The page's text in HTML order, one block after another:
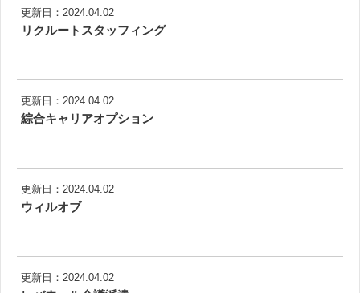
更新日：2024.04.02
リクルートスタッフィング
更新日：2024.04.02
綜合キャリアオプション
更新日：2024.04.02
ウィルオブ
更新日：2024.04.02